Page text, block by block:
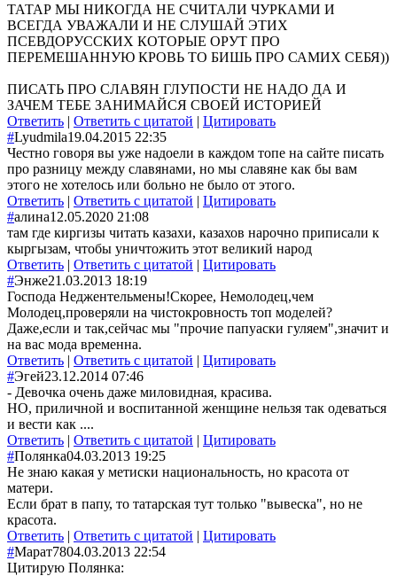
ТАТАР МЫ НИКОГДА НЕ СЧИТАЛИ ЧУРКАМИ И
ВСЕГДА УВАЖАЛИ И НЕ СЛУШАЙ ЭТИХ
ПСЕВДОРУССКИХ КОТОРЫЕ ОРУТ ПРО
ПЕРЕМЕШАННУЮ КРОВЬ ТО БИШЬ ПРО САМИХ СЕБЯ))
ПИСАТЬ ПРО СЛАВЯН ГЛУПОСТИ НЕ НАДО ДА И
ЗАЧЕМ ТЕБЕ ЗАНИМАЙСЯ СВОЕЙ ИСТОРИЕЙ
Ответить | Ответить с цитатой | Цитировать
#Lyudmila19.04.2015 22:35
Честно говоря вы уже надоели в каждом топе на сайте писать
про разницу между славянами, но мы славяне как бы вам
этого не хотелось или больно не было от этого.
Ответить | Ответить с цитатой | Цитировать
#алина12.05.2020 21:08
там где киргизы читать казахи, казахов нарочно приписали к
кыргызам, чтобы уничтожить этот великий народ
Ответить | Ответить с цитатой | Цитировать
#Энже21.03.2013 18:19
Господа Неджентельмены!Скорее, Немолодец,чем
Молодец,проверяли на чистокровность топ моделей?
Даже,если и так,сейчас мы "прочие папуаски гуляем",значит и
на вас мода временна.
Ответить | Ответить с цитатой | Цитировать
#Эгей23.12.2014 07:46
- Девочка очень даже миловидная, красива.
НО, приличной и воспитанной женщине нельзя так одеваться
и вести как ....
Ответить | Ответить с цитатой | Цитировать
#Полянка04.03.2013 19:25
Не знаю какая у метиски национальность, но красота от
матери.
Если брат в папу, то татарская тут только "вывеска", но не
красота.
Ответить | Ответить с цитатой | Цитировать
#Марат7804.03.2013 22:54
Цитирую Полянка: